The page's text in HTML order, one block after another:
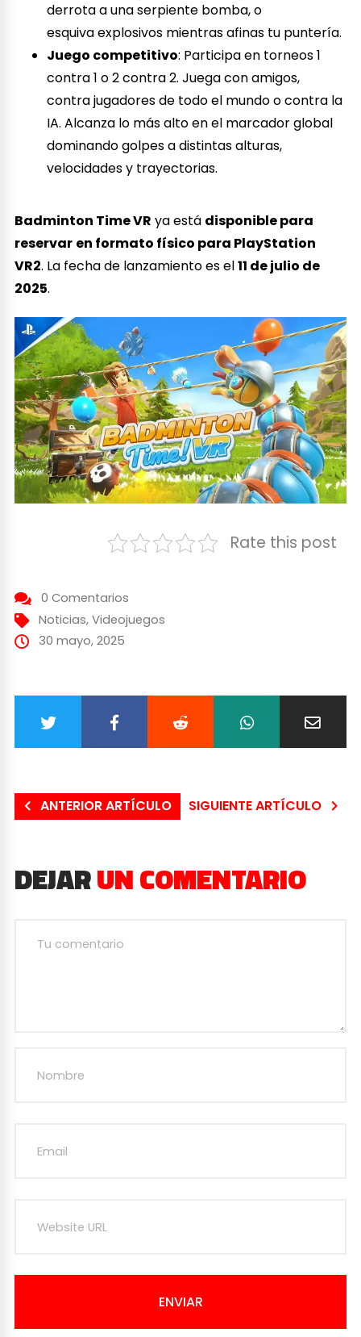
derrota a una serpiente bomba, o
esquiva explosivos mientras afinas tu puntería.
Juego competitivo: Participa en torneos 1
contra 1 o 2 contra 2. Juega con amigos,
contra jugadores de todo el mundo o contra la
IA. Alcanza lo más alto en el marcador global
dominando golpes a distintas alturas,
velocidades y trayectorias.
Badminton Time VR ya está disponible para
reservar en formato físico para PlayStation
VR2. La fecha de lanzamiento es el11 de julio de
2025.
Rate this post
0 Comentarios
Noticias, Videojuegos
30 mayo, 2025
ANTERIOR ARTÍCULO SIGUIENTE ARTÍCULO
DEJARUN COMENTARIO
ENVIAR